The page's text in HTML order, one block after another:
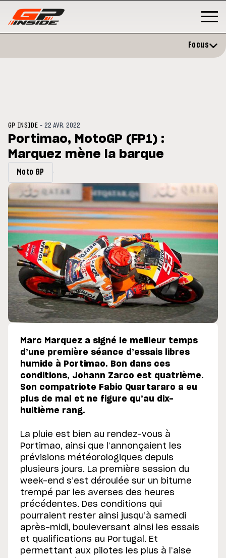
du GP de Grande-
MOTO GP
Focus
GP INSIDE -22 AVR. 2022
Portimao, MotoGP (FP1) :
Marquez mène la barque
Moto GP
Marc Marquez a signé le meilleur temps
d’une première séance d’essais libres
humide à Portimao. Bon dans ces
conditions, Johann Zarco est quatrième.
Son compatriote Fabio Quartararo a eu
plus de mal et ne figure qu’au dix-
huitième rang.
La pluie est bien au rendez-vous à
Portimao, ainsi que l’annonçaient les
prévisions météorologiques depuis
plusieurs jours. La première session du
week-end s’est déroulée sur un bitume
trempé par les averses des heures
précédentes. Des conditions qui
pourraient rester ainsi jusqu’à samedi
après-midi, bouleversant ainsi les essais
et qualifications au Portugal. Et
permettant aux pilotes les plus à l’aise